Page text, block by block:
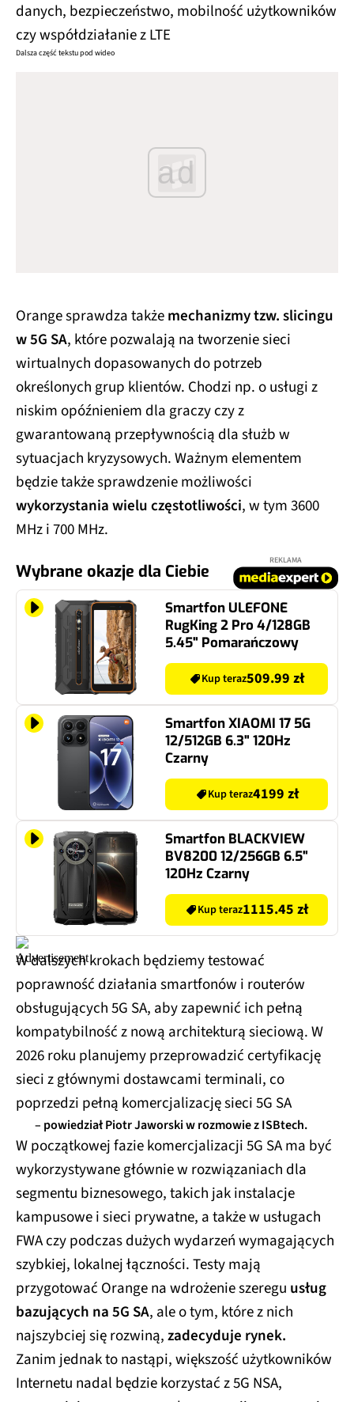
danych, bezpieczeństwo, mobilność użytkowników
czy współdziałanie z LTE
Dalsza część tekstu pod wideo
ad
Orange sprawdza takżemechanizmy tzw. slicingu
w 5G SA, które pozwalają na tworzenie sieci
wirtualnych dopasowanych do potrzeb
określonych grup klientów. Chodzi np. o usługi z
niskim opóźnieniem dla graczy czy z
gwarantowaną przepływnością dla służb w
sytuacjach kryzysowych. Ważnym elementem
będzie także sprawdzenie możliwości
wykorzystania wielu częstotliwości, w tym 3600
MHz i 700 MHz.
Wybrane okazje dla Ciebie
REKLAMA
Smartfon ULEFONE
RugKing 2 Pro 4/128GB
5.45" Pomarańczowy
Kup teraz509.99 zł
Smartfon XIAOMI 17 5G
12/512GB 6.3" 120Hz
Czarny
Kup teraz4199 zł
Smartfon BLACKVIEW
BV8200 12/256GB 6.5"
120Hz Czarny
Kup teraz1115.45 zł
W dalszych krokach będziemy testować
poprawność działania smartfonów i routerów
obsługujących 5G SA, aby zapewnić ich pełną
kompatybilność z nową architekturą sieciową. W
2026 roku planujemy przeprowadzić certyfikację
sieci z głównymi dostawcami terminali, co
poprzedzi pełną komercjalizację sieci 5G SA
– powiedział Piotr Jaworski w rozmowie z ISBtech.
W początkowej fazie komercjalizacji 5G SA ma być
wykorzystywane głównie w rozwiązaniach dla
segmentu biznesowego, takich jak instalacje
kampusowe i sieci prywatne, a także w usługach
FWA czy podczas dużych wydarzeń wymagających
szybkiej, lokalnej łączności. Testy mają
przygotować Orange na wdrożenie szeregu usług
bazujących na 5G SA, ale o tym, które z nich
najszybciej się rozwiną,zadecyduje rynek.
Zanim jednak to nastąpi, większość użytkowników
Internetu nadal będzie korzystać z 5G NSA,